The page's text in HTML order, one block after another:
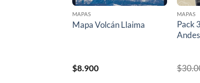
MAPAS
Mapa Volcán Llaima
$8.900
MAPAS
Pack
$